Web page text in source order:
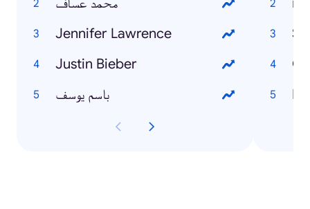
Jennifer Lawrence
Justin Bieber
باسم يوسف